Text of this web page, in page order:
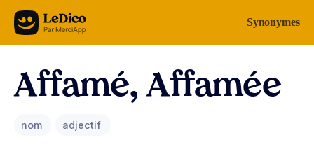
Aller au contenu Synonymes
Affamé, Affamée
nom adjectif